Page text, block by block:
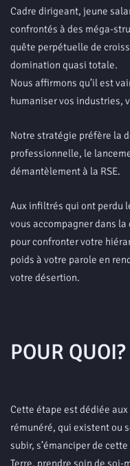
Cadre dirigeant, jeune
confrontés à des méga-
quête perpétuelle de
domination quasi totale.
Nous affirmons qu’il est
humaniser vos industries,
Notre stratégie préfère la
professionnelle, le
démantèlement à la RSE.
Aux infiltrés qui ont perdu
vous accompagner dans
pour confronter votre
poids à votre parole en
votre désertion.
POUR QUOI?
Cette étape est dédiée
rémunéré, qui existent ou
subir, s’émanciper de
Terre, prendre soin de soi-